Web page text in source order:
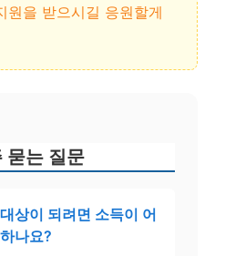
원을 받으시길 응원할게
묻는 질문
상이 되려면 소득이 어
나요?